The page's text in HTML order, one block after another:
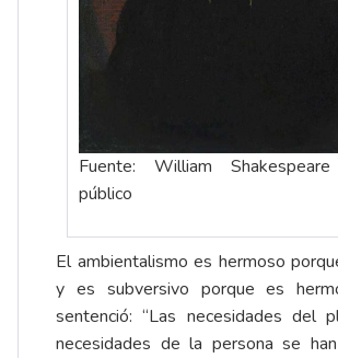
Fuente: William
público
El ambientalismo es hermoso
y es subversivo porque es
sentenció: “Las necesidades del
necesidades de la persona se